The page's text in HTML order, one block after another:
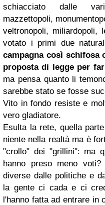
schiacciato dalle
mazzettopoli,
veltronopoli, miliardopoli,
votato i primi due
campagna così schifosa
proposta di legge per
ma pensa quanto li
sarebbe stato se fosse
Vito in fondo resiste e
vero gladiatore.
Esulta la rete, quella
niente nella realtà ma è
"crollo" dei "grillini": ma
hanno preso meno
diverse dalle politiche e
la gente ci cada e ci
l'hanno fatta ad entrare in